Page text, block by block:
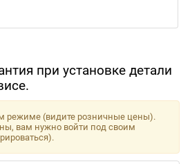
при установке детали
режиме (видите розничные цены).
вам нужно войти под своим